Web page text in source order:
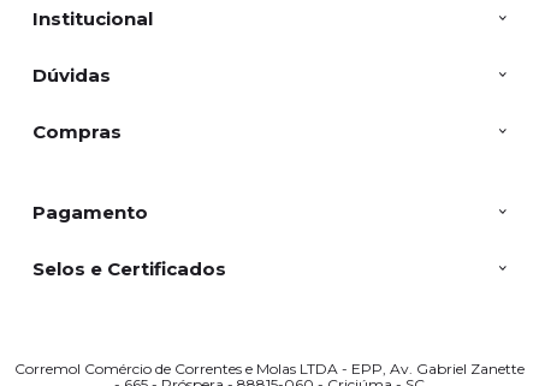
Institucional
Dúvidas
Compras
Pagamento
Selos e Certificados
Corremol Comércio de Correntes e Molas LTDA - EPP, Av. Gabriel Zanette